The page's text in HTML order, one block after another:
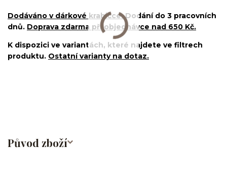
Dodáváno v dárkové krabičce.Dodání do 3 pracovních
dnů. Doprava zdarma při objednávce nad 650 Kč.
K dispozici ve variantách, které najdete ve filtrech
produktu. Ostatní varianty na dotaz.
Původ zboží